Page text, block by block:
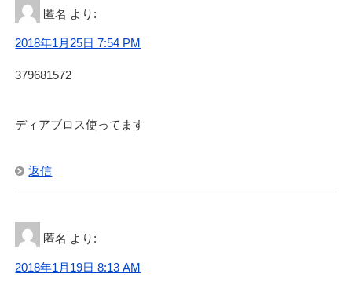
匿名 より:
2018年1月25日 7:54 PM
379681572
ディアブロス使ってます
返信
匿名 より:
2018年1月19日 8:13 AM